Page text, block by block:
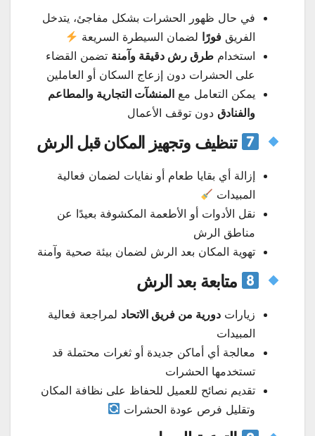
في حال ظهور الحشرات بشكل مفاجئ، يتدخل
الفريق فورًا لضمان السيطرة السريعة
استخدام طرق رش دقيقة وآمنة تضمن القضاء
على الحشرات دون إزعاج السكان أو العاملين
يمكن التعامل مع المنشآت التجارية والمطاعم
والفنادق دون توقف الأعمال
تنظيف وتجهيز المكان قبل الرش
إزالة أي بقايا طعام أو نفايات لضمان فعالية
المبيدات
نقل الأدوات أو الأطعمة المكشوفة بعيدًا عن
مناطق الرش
تهوية المكان بعد الرش لضمان بيئة صحية وآمنة
متابعة بعد الرش
زيارات دورية من فريق الاتحاد لمراجعة فعالية
المبيدات
معالجة أي أماكن جديدة أو ثغرات محتملة قد
تستخدمها الحشرات
تقديم نصائح للعميل للحفاظ على نظافة المكان
وتقليل فرص عودة الحشرات